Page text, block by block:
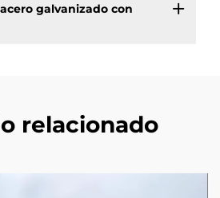
galvanizado con
relacionado